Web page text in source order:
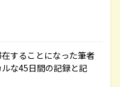
することになった筆者
な45日間の記録と記